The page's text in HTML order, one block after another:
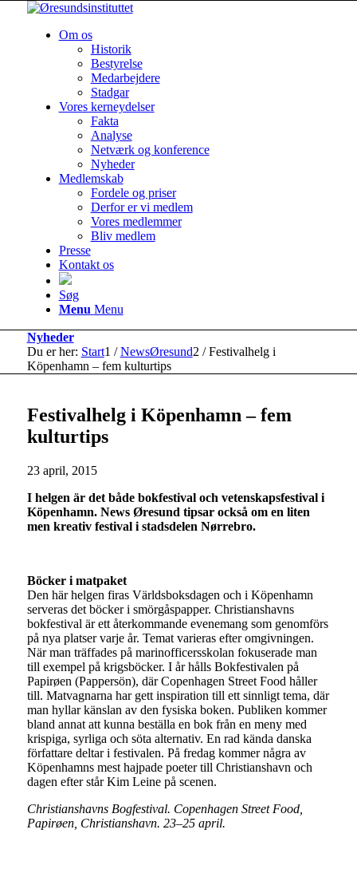
Om os
Historik
Bestyrelse
Medarbejdere
Stadgar
Vores kerneydelser
Fakta
Analyse
Netværk og konference
Nyheder
Medlemskab
Fordele og priser
Derfor er vi medlem
Vores medlemmer
Bliv medlem
Presse
Kontakt os
Søg
Menu Menu
Nyheder
Du er her: Start1 / NewsØresund2 / Festivalhelg i
Köpenhamn – fem kulturtips
Festivalhelg i Köpenhamn – fem
kulturtips
23 april, 2015
I helgen är det både bokfestival och vetenskapsfestival i
Köpenhamn. News Øresund tipsar också om en liten
men kreativ festival i stadsdelen Nørrebro.
Böcker i matpaket
Den här helgen firas Världsboksdagen och i Köpenhamn
serveras det böcker i smörgåspapper. Christianshavns
bokfestival är ett återkommande evenemang som genomförs
på nya platser varje år. Temat varieras efter omgivningen.
När man träffades på marinofficersskolan fokuserade man
till exempel på krigsböcker. I år hålls Bokfestivalen på
Papirøen (Pappersön), där Copenhagen Street Food håller
till. Matvagnarna har gett inspiration till ett sinnligt tema, där
man hyllar känslan av den fysiska boken. Publiken kommer
bland annat att kunna beställa en bok från en meny med
krispiga, syrliga och söta alternativ. En rad kända danska
författare deltar i festivalen. På fredag kommer några av
Köpenhamns mest hajpade poeter till Christianshavn och
dagen efter står Kim Leine på scenen.
Christianshavns Bogfestival. Copenhagen Street Food,
Papirøen, Christianshavn. 23–25 april.